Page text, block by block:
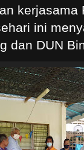
ini
dan DUN